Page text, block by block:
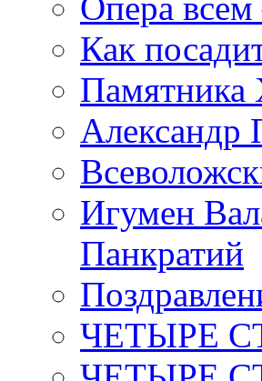
Как
Памятника
Александр
Игумен
Панкратий
ЧЕТЫРЕ